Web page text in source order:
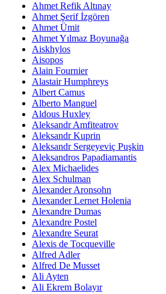
Ahmet Refik Altınay
Ahmet Şerif İzgören
Ahmet Ümit
Ahmet Yılmaz Boyunağa
Aiskhylos
Aisopos
Alain Fournier
Alastair Humphreys
Albert Camus
Alberto Manguel
Aldous Huxley
Aleksandr Amfiteatrov
Aleksandr Kuprin
Aleksandr Sergeyeviç Puşkin
Aleksandros Papadiamantis
Alex Michaelides
Alex Schulman
Alexander Aronsohn
Alexander Lernet Holenia
Alexandre Dumas
Alexandre Postel
Alexandre Seurat
Alexis de Tocqueville
Alfred Adler
Alfred De Musset
Ali Ayten
Ali Ekrem Bolayır